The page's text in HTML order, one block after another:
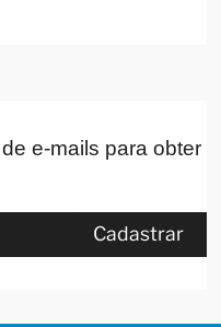
e-mails para obter
Cadastrar